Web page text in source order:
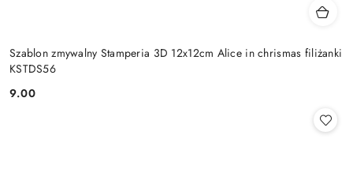
Szablon zmywalny Stamperia 3D 12x12cm Alice in chrismas filiżanki
KSTDS56
Cena:
9.00